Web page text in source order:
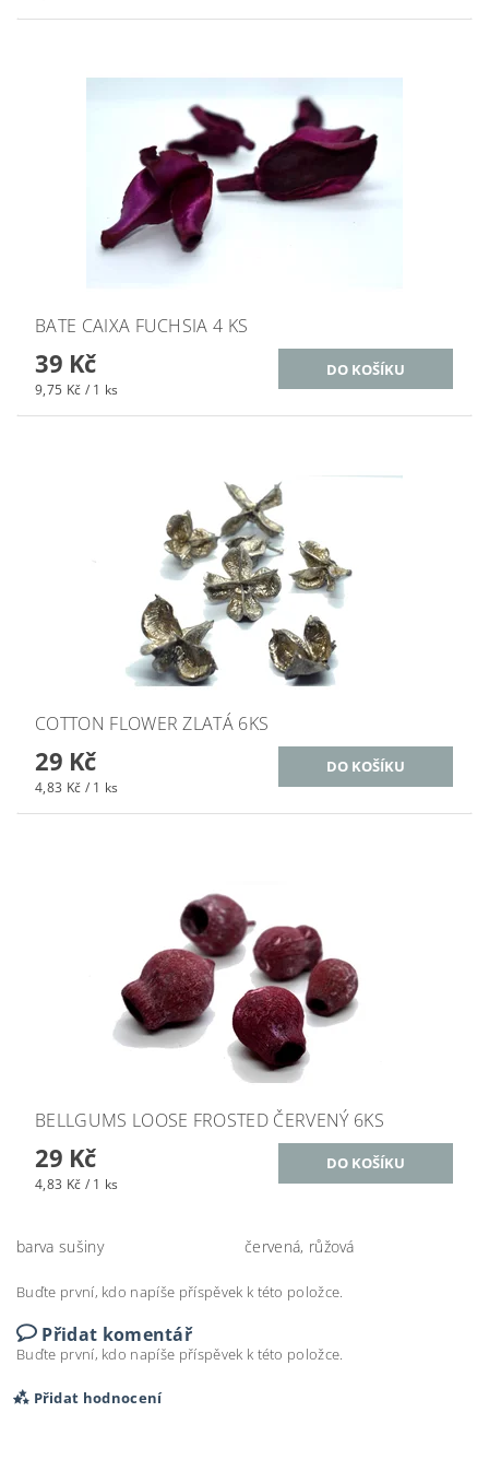
BATE CAIXA FUCHSIA 4 KS
39 Kč
9,75 Kč / 1 ks
COTTON FLOWER ZLATÁ 6KS
29 Kč
4,83 Kč / 1 ks
BELLGUMS LOOSE FROSTED ČERVENÝ 6KS
29 Kč
4,83 Kč / 1 ks
barva sušiny červená, růžová
Buďte první, kdo napíše příspěvek k této položce.
Přidat komentář
Buďte první, kdo napíše příspěvek k této položce.
Přidat hodnocení